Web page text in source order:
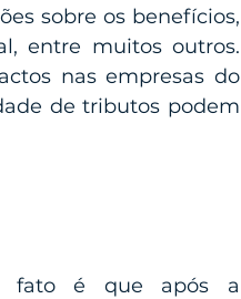
sobre os benefícios,
entre muitos outros.
nas empresas do
de tributos podem
fato é que após a